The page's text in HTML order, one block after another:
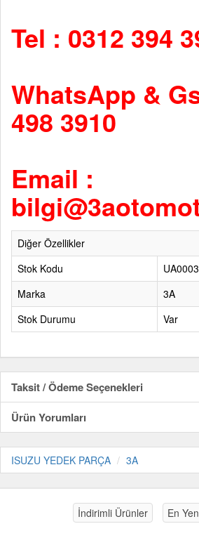
Tel : 0312 394
WhatsApp &
498 3910
Email :
Diğer Özellikler
Stok Kodu
Marka
3A
Stok Durumu
Var
Taksit / Ödeme Seçenekleri
Ürün Yorumları
ISUZU YEDEK PARÇA 3A
İndirimli Ürünler En